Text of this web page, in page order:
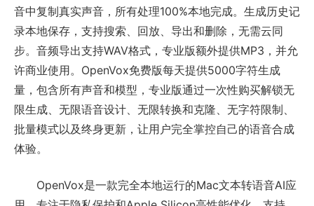
音中复制真实声音，所有处理100%本地完成。生成历史记
录本地保存，支持搜索、回放、导出和删除，无需云同
步。音频导出支持WAV格式，专业版额外提供MP3，并允
许商业使用。OpenVox免费版每天提供5000字符生成
量，包含所有声音和模型，专业版通过一次性购买解锁无
限生成、无限语音设计、无限转换和克隆、无字符限制、
批量模式以及终身更新，让用户完全掌控自己的语音合成
体验。
OpenVox是一款完全本地运行的Mac文本转语音AI应